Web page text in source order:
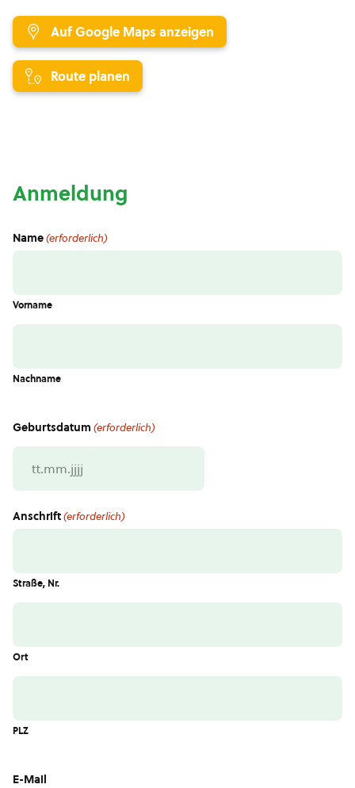
Auf Google Maps anzeigen
Route planen
Anmeldung
Name(erforderlich)
Vorname
Nachname
Geburtsdatum (erforderlich)
MM
Anschrift(erforderlich)
Straße, Nr.
Ort
PLZ
E-Mail